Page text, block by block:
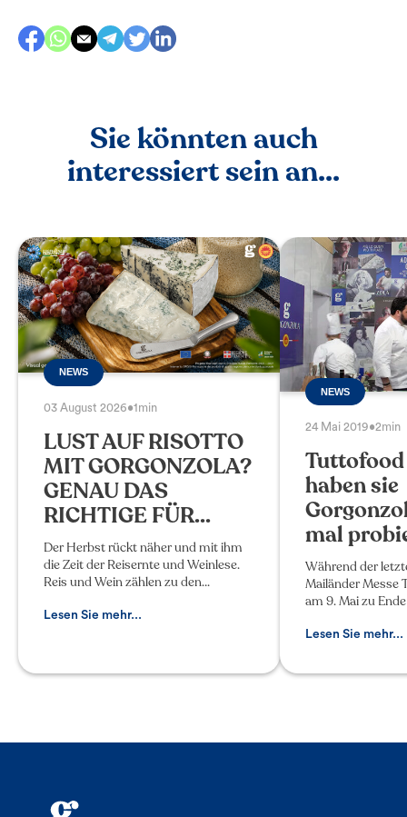
Sie könnten auch
interessiert sein an...
NEWS
03 August 2026•1min
LUST AUF RISOTTO
MIT GORGONZOLA?
GENAU DAS
RICHTIGE FÜR...
Der Herbst rückt näher und mit ihm
die Zeit der Reisernte und Weinlese.
Reis und Wein zählen zu den
Gorgonzola g.U. Für ein gelungenes
Lesen Sie mehr...
NEWS
24 Mai 2019•2min
haben sie
mal
Während der
Mailänder Messe
am 9. Mai zu
Entdeckungseise
nach u
Lesen Sie mehr...